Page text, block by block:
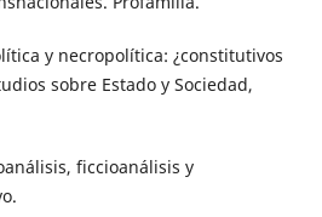
y necropolítica: ¿constitutivos
sobre Estado y Sociedad,
ficcioanálisis y